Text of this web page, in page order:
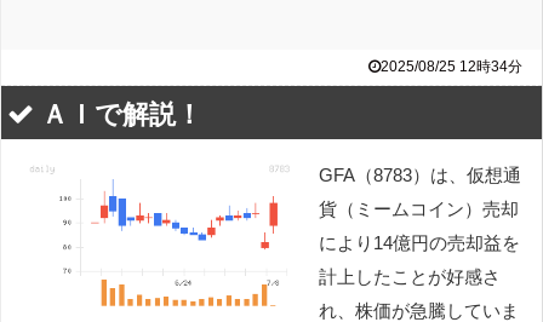
2025/08/25 12時34分
ＡＩで解説！
GFA（8783）は、仮想通
貨（ミームコイン）売却
により14億円の売却益を
計上したことが好感さ
れ、株価が急騰していま